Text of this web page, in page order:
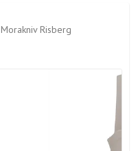
Morakniv Risberg